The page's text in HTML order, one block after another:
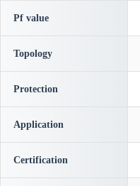
Pf value
Topology
Protection
Application
Certification